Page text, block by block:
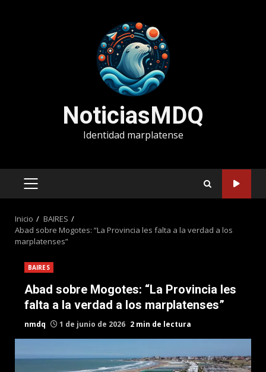
NoticiasMDQ
Identidad marplatense
MENÚ
Inicio
BAIRES
Abad sobre Mogotes: “La Provincia les falta a la verdad a los
marplatenses”
BAIRES
Abad sobre Mogotes: “La Provincia les
falta a la verdad a los marplatenses”
nmdq 1 de junio de 2026 2 min de lectura